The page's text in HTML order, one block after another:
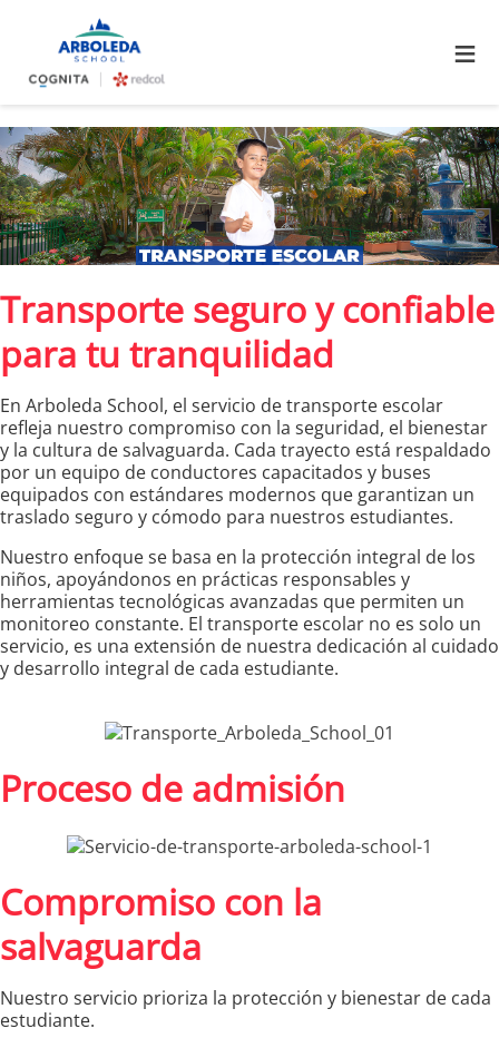
≡
Transporte seguro y confiable
para tu tranquilidad
En Arboleda School, el servicio de transporte escolar
refleja nuestro compromiso con la seguridad, el bienestar
y la cultura de salvaguarda. Cada trayecto está respaldado
por un equipo de conductores capacitados y buses
equipados con estándares modernos que garantizan un
traslado seguro y cómodo para nuestros estudiantes.
Nuestro enfoque se basa en la protección integral de los
niños, apoyándonos en prácticas responsables y
herramientas tecnológicas avanzadas que permiten un
monitoreo constante. El transporte escolar no es solo un
servicio, es una extensión de nuestra dedicación al cuidado
y desarrollo integral de cada estudiante.
Proceso de admisión
Compromiso con la
salvaguarda
Nuestro servicio prioriza la protección y bienestar de cada
estudiante.